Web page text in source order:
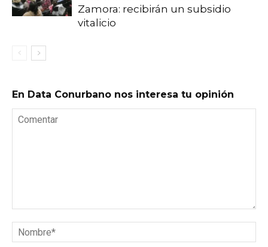
Zamora: recibirán un subsidio
vitalicio
En Data Conurbano nos interesa tu opinión